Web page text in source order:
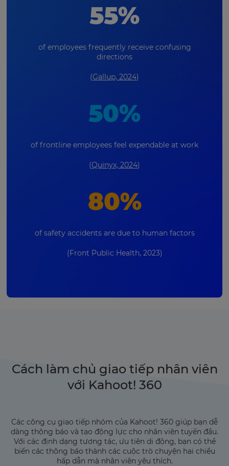
55%
of employees frequently receive confusing
directions
(Gallup, 2024)
50%
of frontline employees feel expendable at work
(Quinyx, 2024)
80%
of safety accidents are due to human factors
(Front Public Health, 2023)
Cách làm chủ giao tiếp nhân viên
với Kahoot! 360
Các công cụ giao tiếp nhóm của Kahoot! 360 giúp bạn dễ
dàng thông báo và tạo động lực cho nhân viên tuyến đầu.
Với các định dạng tương tác, ưu tiên di động, bạn có thể
biến các thông báo thành các cuộc trò chuyện hai chiều
hấp dẫn mà nhân viên yêu thích.